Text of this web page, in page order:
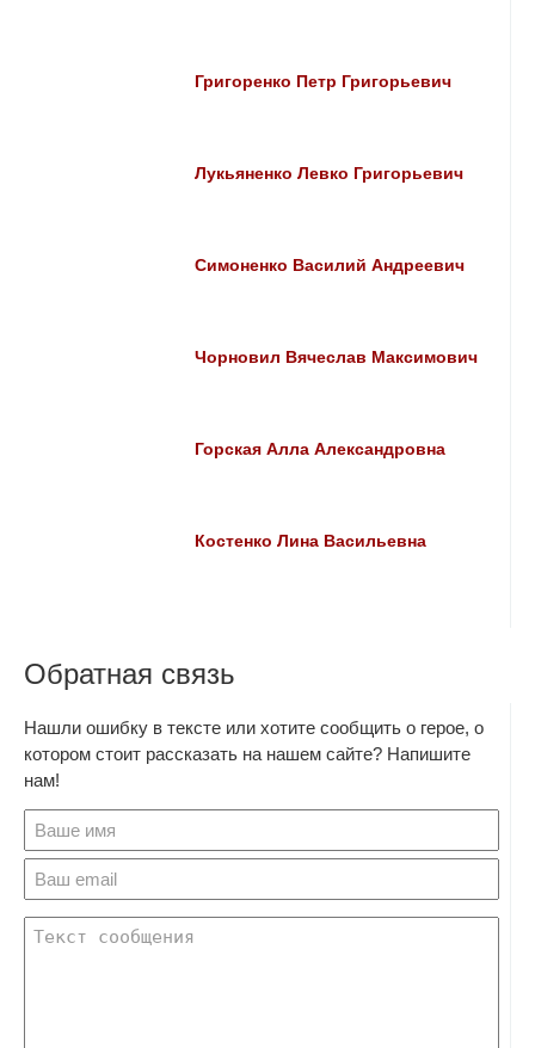
Григоренко Петр Григорьевич
Лукьяненко Левко Григорьевич
Симоненко Василий Андреевич
Чорновил Вячеслав Максимович
Горская Алла Александровна
Костенко Лина Васильевна
Обратная связь
Нашли ошибку в тексте или хотите сообщить о герое, о
котором стоит рассказать на нашем сайте? Напишите
нам!